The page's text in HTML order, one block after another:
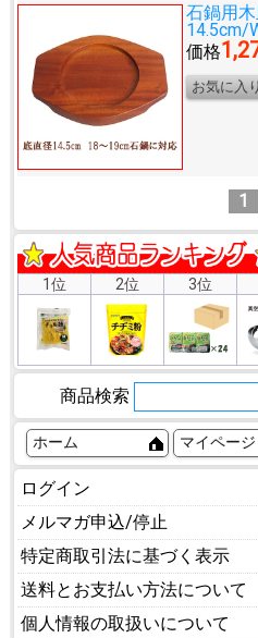
石鍋用
14.5cm/
価格
1
1位 2位 3位
商品検索
ホーム マイページ
ログイン
メルマガ申込/停止
特定商取引法に基づく表示
送料とお支払い方法について
個人情報の取扱いについて